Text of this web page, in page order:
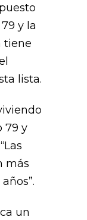
y la
tiene
lista.
79 y
más
un